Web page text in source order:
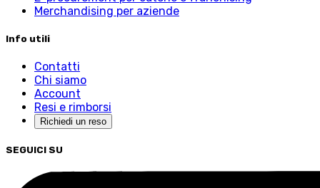
Merchandising per aziende
Info utili
Contatti
Chi siamo
Account
Resi e rimborsi
Richiedi un reso
SEGUICI SU